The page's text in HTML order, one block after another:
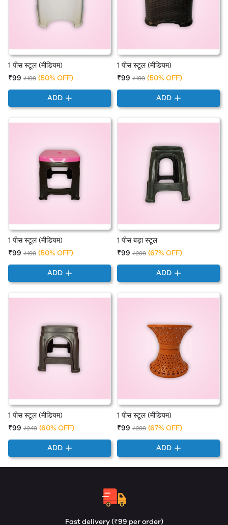
1 पीस स्टूल (मीडियम)
₹99 ₹199 (50% OFF)
ADD
1 पीस स्टूल (मीडियम)
₹99 ₹199 (50% OFF)
ADD
1 पीस स्टूल (मीडियम)
₹99 ₹199 (50% OFF)
ADD
1 पीस बड़ा स्टूल
₹99 ₹299 (67% OFF)
ADD
1 पीस स्टूल (मीडियम)
₹99 ₹249 (60% OFF)
ADD
1 पीस स्टूल (मीडियम)
₹99 ₹299 (67% OFF)
ADD
Fast delivery (₹99 per order)